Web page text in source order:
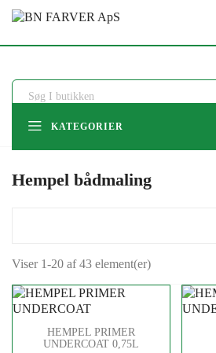
KATEGORIER
Hempel bådmaling
Viser 1-20 af 43 element(er)
HEMPEL PRIMER
UNDERCOAT 0,75L